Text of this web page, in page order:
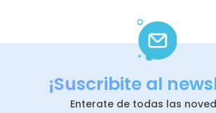
¡Suscribite al
Enterate de todas las